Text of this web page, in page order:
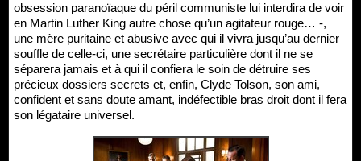
obsession paranoïaque du péril communiste lui interdira de voir
en Martin Luther King autre chose qu’un agitateur rouge… -,
une mère puritaine et abusive avec qui il vivra jusqu’au dernier
souffle de celle-ci, une secrétaire particulière dont il ne se
séparera jamais et à qui il confiera le soin de détruire ses
précieux dossiers secrets et, enfin, Clyde Tolson, son ami,
confident et sans doute amant, indéfectible bras droit dont il fera
son légataire universel.